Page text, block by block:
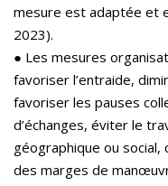
mesure est adaptée et
2023).
● Les mesures
favoriser l’entraide,
favoriser les pauses
d’échanges, éviter le
géographique ou social,
des marges de